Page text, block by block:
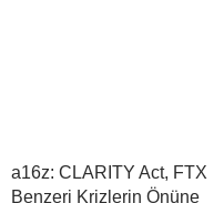
a16z: CLARITY Act, FTX
Benzeri Krizlerin Önüne